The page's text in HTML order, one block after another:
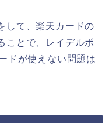
して、楽天カードの
ことで、レイデルポ
ドが使えない問題は